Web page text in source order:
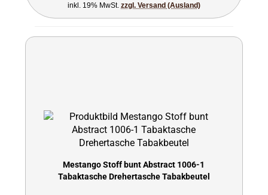
inkl. 19% MwSt. zzgl. Versand (Ausland)
Mestango Stoff bunt Abstract 1006-1
Tabaktasche Drehertasche Tabakbeutel